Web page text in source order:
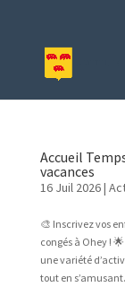
Accueil
vacances
16 Juil 2026|
🎨 Inscrivez vos
congés à Ohey !
une variété
tout en